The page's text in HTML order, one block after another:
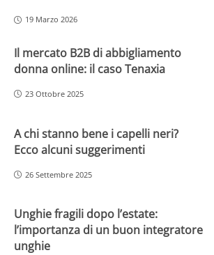
19 Marzo 2026
Il mercato B2B di abbigliamento
donna online: il caso Tenaxia
23 Ottobre 2025
A chi stanno bene i capelli neri?
Ecco alcuni suggerimenti
26 Settembre 2025
Unghie fragili dopo l’estate:
l’importanza di un buon integratore
unghie